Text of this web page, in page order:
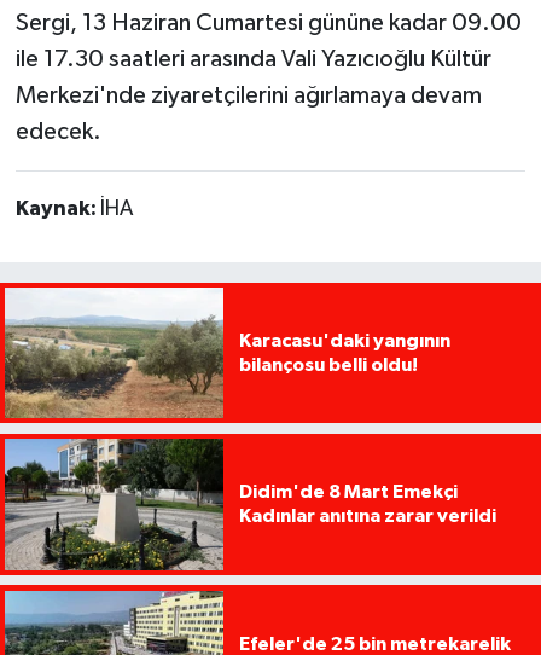
Sergi, 13 Haziran Cumartesi gününe kadar 09.00
ile 17.30 saatleri arasında Vali Yazıcıoğlu Kültür
Merkezi'nde ziyaretçilerini ağırlamaya devam
edecek.
Kaynak: İHA
Karacasu'daki yangının
bilançosu belli oldu!
Didim'de 8 Mart Emekçi
Kadınlar anıtına zarar verildi
Efeler'de 25 bin metrekarelik